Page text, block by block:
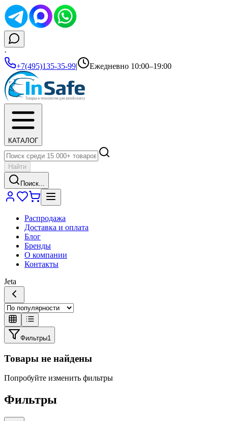
·
+7(495)135-35-99| Ежедневно 10:00–19:00
КАТАЛОГ
Найти
Поиск...
Распродажа
Доставка и оплата
Блог
Бренды
О компании
Контакты
Jeta
Фильтры1
Товары не найдены
Попробуйте изменить фильтры
Фильтры